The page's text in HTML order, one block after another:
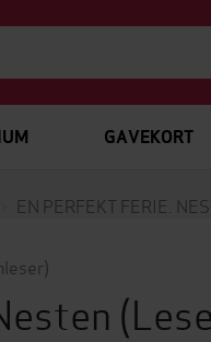
GAVEKORT
EN PERFEKT FERIE.